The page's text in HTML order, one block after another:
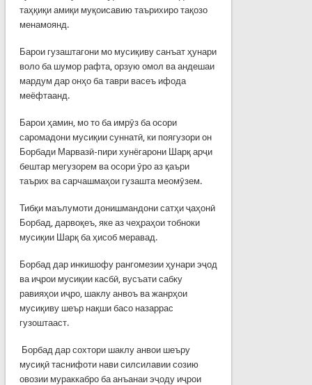
таҳқиқи амиқи муқоисавию таърихиро тақозо
менамоянд.
Барои гузаштагони мо мусиқиву санъат ҳунари
воло ба шумор рафта, орзую омол ва андешаи
мардум дар онҳо ба таври васеъ ифода
меёфтаанд.
Барои ҳамин, мо то ба имрӯз ба осори
саромадони мусиқии суннатӣ, ки поягузори он
Борбади Марвазӣ-пири хунёгарони Шарқ арҷи
бештар мегузорем ва осори ӯро аз қаъри
таърих ва сарчашмаҳои гузашта меомӯзем.
Тибқи маълумоти донишмандони сатҳи ҷаҳонӣ
Борбад, дарвоқеъ, яке аз чеҳраҳои тобноки
мусиқии Шарқ ба ҳисоб меравад.
Борбад дар инкишофу рангомезии ҳунари эҷод
ва иҷрои мусиқии касбӣ, вусъати сабку
равияҳои иҷро, шаклу анвоъ ва жанрҳои
мусиқиву шеър нақши басо назаррас
гузоштааст.
Борбад дар сохтори шаклу анвои шеъру
мусиқӣ таснифоти нави силсилавии созию
овозии мураккабро ба анъанаи эҷоду иҷрои